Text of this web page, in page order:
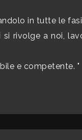
in tutte le
rivolge a noi,
e competente. "